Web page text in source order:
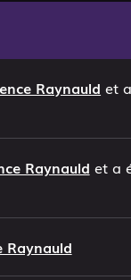
Raynauld et
Raynauld et a
Raynauld